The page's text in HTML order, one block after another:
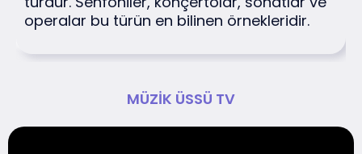
operalar bu türün en bilinen örnekleridir.
MÜZIK ÜSSÜ TV